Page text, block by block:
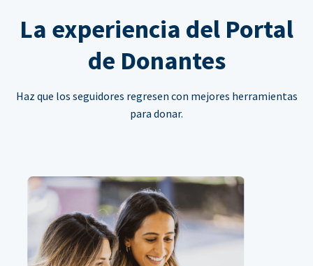
La experiencia del Portal
de Donantes
Haz que los seguidores regresen con mejores herramientas
para donar.